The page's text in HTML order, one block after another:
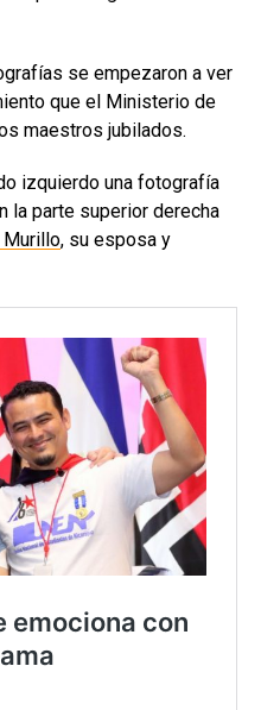
se empezaron a ver
que el Ministerio de
maestros jubilados.
izquierdo una fotografía
la parte superior derecha
Murillo, su esposa y